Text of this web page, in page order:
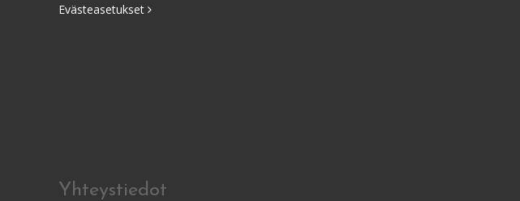
Evästeasetukset
Yhteystiedot